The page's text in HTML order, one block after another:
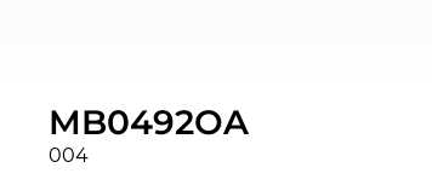
MB0492OA
004